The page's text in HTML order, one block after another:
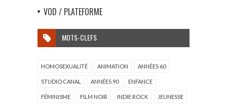
VOD / PLATEFORME
MOTS-CLEFS
HOMOSEXUALITÉ ANIMATION ANNÉES 60
STUDIO CANAL ANNÉES 90 ENFANCE
FÉMINISME FILM NOIR INDIE ROCK JEUNESSE